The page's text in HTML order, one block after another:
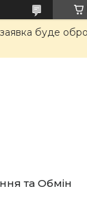
буде
та Обмін